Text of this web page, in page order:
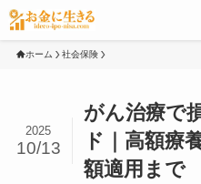
ホーム 社会保険
がん治療で
ド｜高額療
額適用まで
2025
10/13